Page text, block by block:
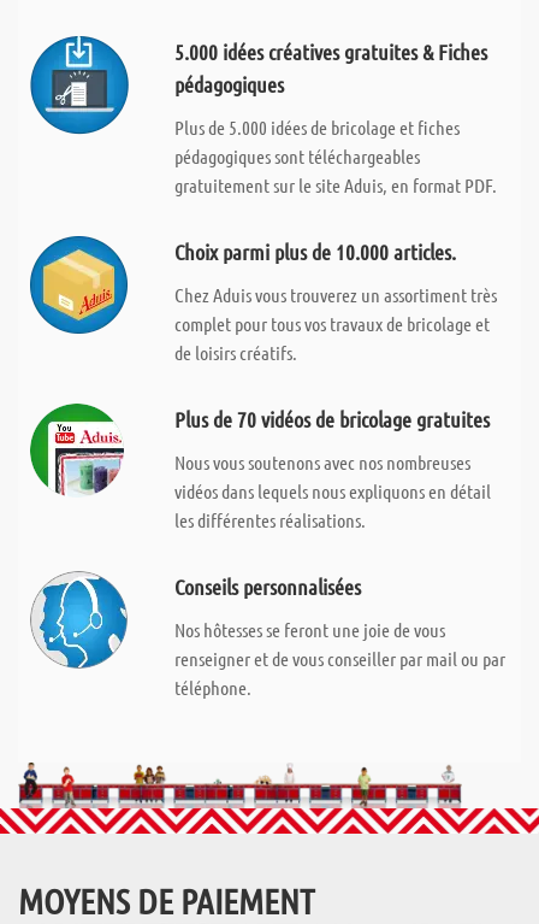
5.000 idées créatives gratuites & Fiches
pédagogiques
Plus de 5.000 idées de bricolage et fiches
pédagogiques sont téléchargeables
gratuitement sur le site Aduis, en format PDF.
Choix parmi plus de 10.000 articles.
Chez Aduis vous trouverez un assortiment très
complet pour tous vos travaux de bricolage et
de loisirs créatifs.
Plus de 70 vidéos de bricolage gratuites
Nous vous soutenons avec nos nombreuses
vidéos dans lequels nous expliquons en détail
les différentes réalisations.
Conseils personnalisées
Nos hôtesses se feront une joie de vous
renseigner et de vous conseiller par mail ou par
téléphone.
MOYENS DE PAIEMENT